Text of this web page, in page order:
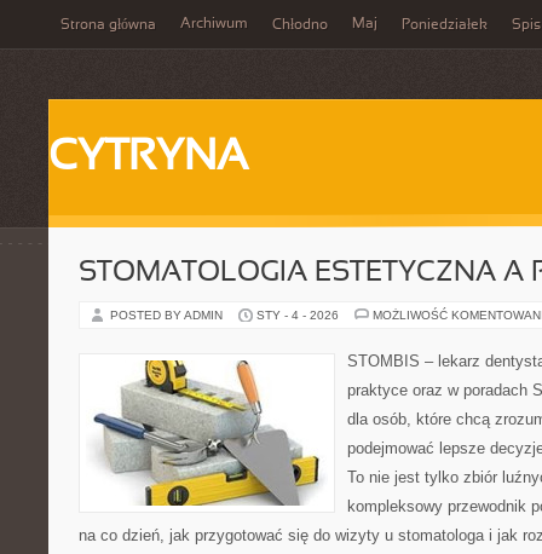
Strona główna Archiwum Chłodno Maj Poniedziałek Spis
CYTRYNA
STOMATOLOGIA ESTETYCZNA A
POSTED BY ADMIN STY - 4 - 2026 MOŻLIWOŚĆ
STOMBIS – lekarz
praktyce oraz w poradach
dla osób, które chcą
podejmować lepsze
To nie jest tylko zbiór
kompleksowy przewodnik
na co dzień, jak przygotować się do wizyty u stomatologa i jak